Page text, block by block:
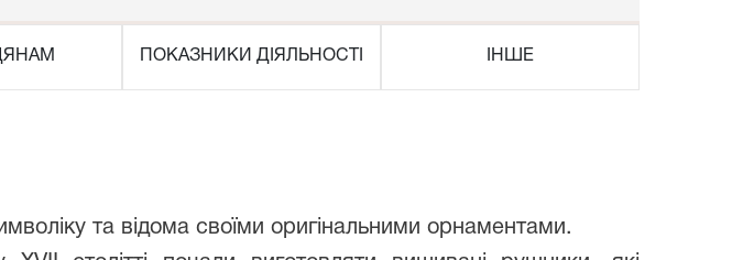
ПОКАЗНИКИ ДІЯЛЬНОСТІ ІНШЕ
та відома своїми оригінальними орнаментами.